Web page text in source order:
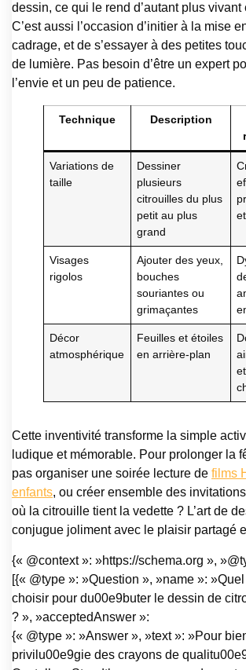
dessin, ce qui le rend d’autant plus vivant
C’est aussi l’occasion d’initier à la mise
cadrage, et de s’essayer à des petites
de lumière. Pas besoin d’être un expert
l’envie et un peu de patience.
Technique Description
Variations de
taille
Dessiner
plusieurs
citrouilles du plus
petit au plus
grand
Visages
rigolos
Ajouter des yeux,
bouches
souriantes ou
grimaçantes
Décor
atmosphérique
Feuilles et étoiles
en arrière-plan
et
Cette inventivité transforme la simple
ludique et mémorable. Pour prolonger la
pas organiser une soirée lecture de films
enfants, ou créer ensemble des
où la citrouille tient la vedette ? L’art de
conjugue joliment avec le plaisir partagé
{« @context »: »https://schema.org »,
[{« @type »: »Question », »name »:
choisir pour du00e9buter le dessin de
? », »acceptedAnswer »:
{« @type »: »Answer », »text »: »Pour
privilu00e9gie des crayons de